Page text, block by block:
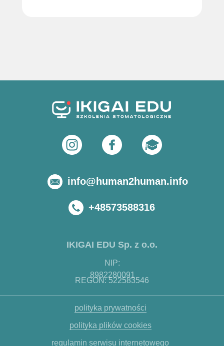
info@human2human.info
NIP:
8982280091
+48573588316
REGON: 522583546
polityka prywatności
polityka plików cookies
regulamin serwisu internetowego
IKIGAI EDU Sp. z o.o.